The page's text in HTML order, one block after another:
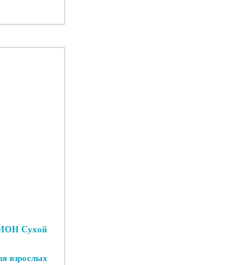
Сухой
взрослых